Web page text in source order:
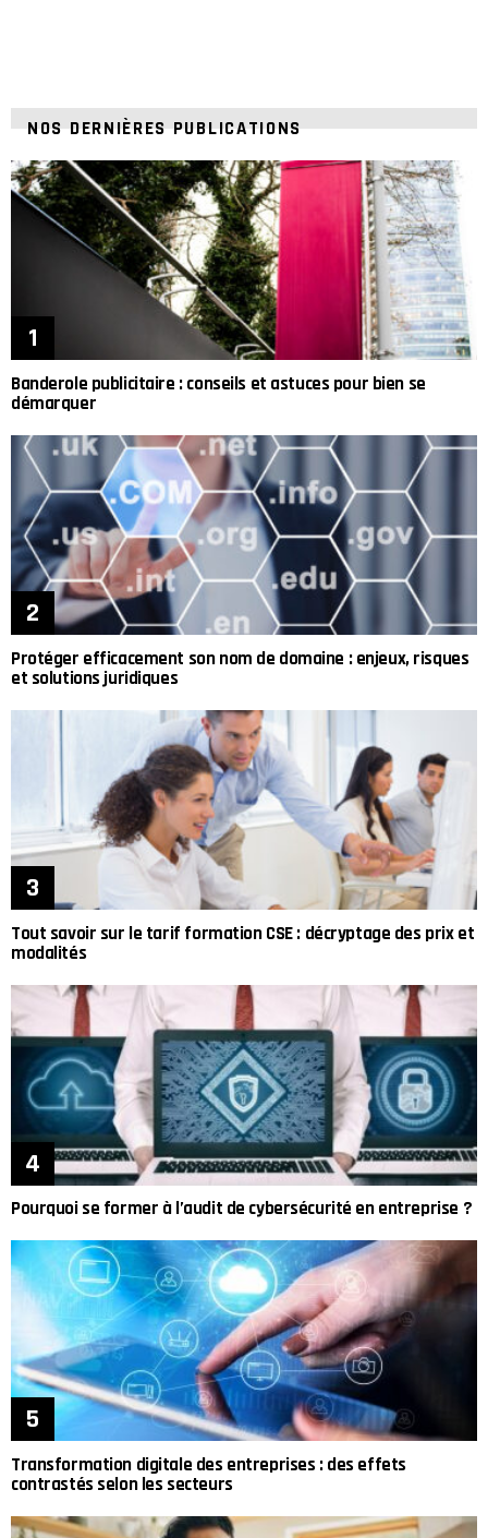
NOS DERNIÈRES PUBLICATIONS
Banderole publicitaire : conseils et astuces pour bien se
démarquer
Protéger efficacement son nom de domaine : enjeux, risques
et solutions juridiques
Tout savoir sur le tarif formation CSE : décryptage des prix et
modalités
Pourquoi se former à l’audit de cybersécurité en entreprise ?
Transformation digitale des entreprises : des effets
contrastés selon les secteurs